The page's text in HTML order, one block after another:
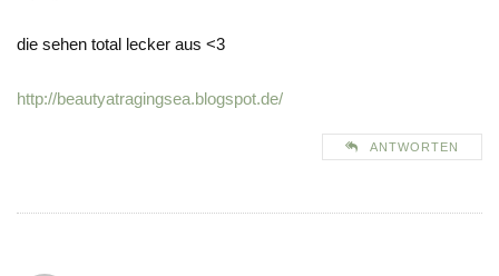
die sehen total lecker aus <3
http://beautyatragingsea.blogspot.de/
ANTWORTEN